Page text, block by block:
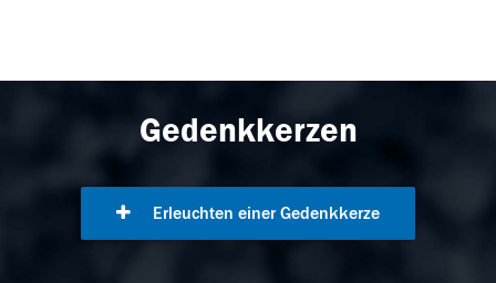
Gedenkkerzen
Erleuchten einer Gedenkkerze